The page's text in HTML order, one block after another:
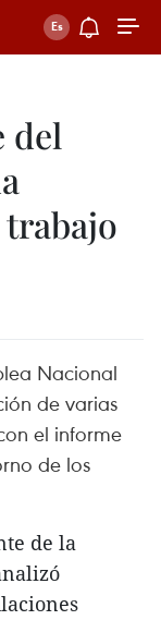
del
Nacional
de varias
el informe
de los
de la